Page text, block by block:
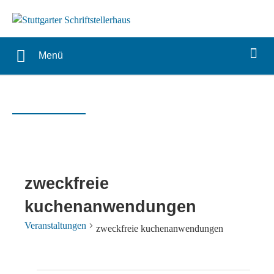
Menü
zweckfreie
kuchenanwendungen
Veranstaltungen zweckfreie kuchenanwendungen